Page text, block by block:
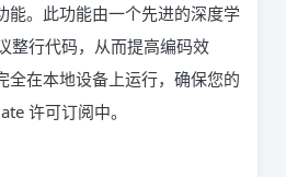
。此功能由一个先进的深度学
整行代码，从而提高编码效
全在本地设备上运行，确保您的
许可订阅中。